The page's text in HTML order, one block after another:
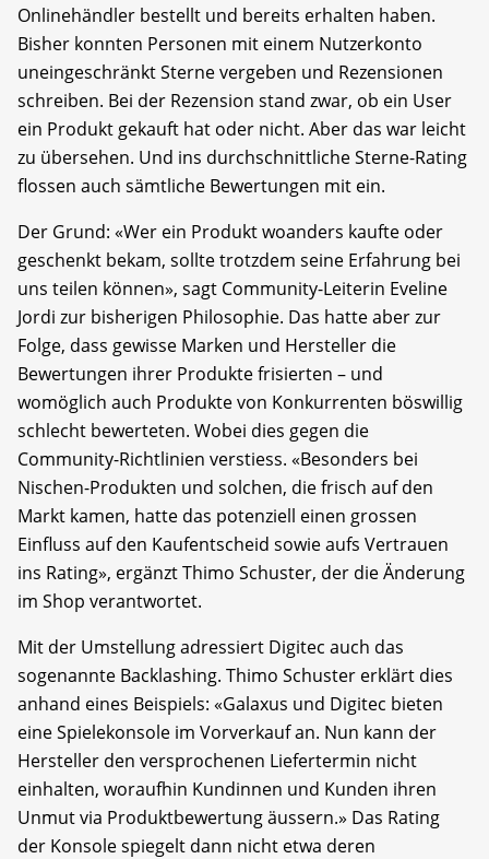
Onlinehändler bestellt und bereits erhalten haben.
Bisher konnten Personen mit einem Nutzerkonto
uneingeschränkt Sterne vergeben und Rezensionen
schreiben. Bei der Rezension stand zwar, ob ein User
ein Produkt gekauft hat oder nicht. Aber das war leicht
zu übersehen. Und ins durchschnittliche Sterne-Rating
flossen auch sämtliche Bewertungen mit ein.
Der Grund: «Wer ein Produkt woanders kaufte oder
geschenkt bekam, sollte trotzdem seine Erfahrung bei
uns teilen können», sagt Community-Leiterin Eveline
Jordi zur bisherigen Philosophie. Das hatte aber zur
Folge, dass gewisse Marken und Hersteller die
Bewertungen ihrer Produkte frisierten – und
womöglich auch Produkte von Konkurrenten böswillig
schlecht bewerteten. Wobei dies gegen die
Community-Richtlinien verstiess. «Besonders bei
Nischen-Produkten und solchen, die frisch auf den
Markt kamen, hatte das potenziell einen grossen
Einfluss auf den Kaufentscheid sowie aufs Vertrauen
ins Rating», ergänzt Thimo Schuster, der die Änderung
im Shop verantwortet.
Mit der Umstellung adressiert Digitec auch das
sogenannte Backlashing. Thimo Schuster erklärt dies
anhand eines Beispiels: «Galaxus und Digitec bieten
eine Spielekonsole im Vorverkauf an. Nun kann der
Hersteller den versprochenen Liefertermin nicht
einhalten, woraufhin Kundinnen und Kunden ihren
Unmut via Produktbewertung äussern.» Das Rating
der Konsole spiegelt dann nicht etwa deren